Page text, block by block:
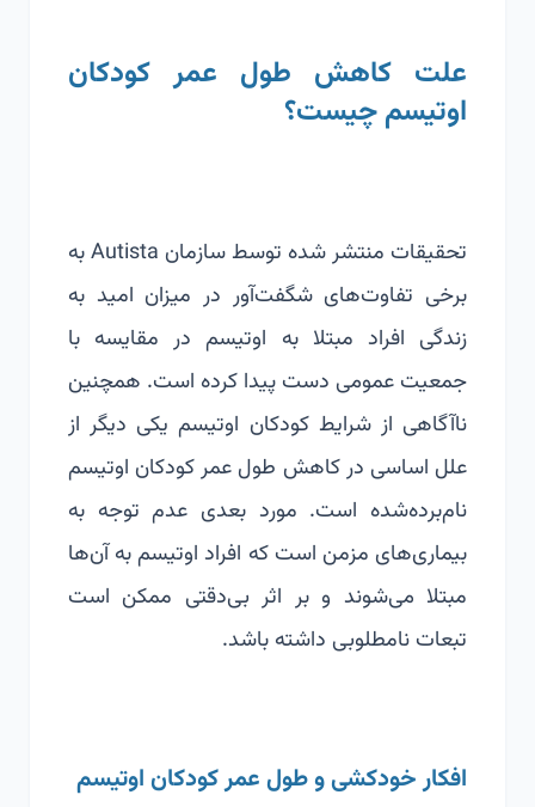
علت کاهش طول عمر کودکان
اوتیسم چیست؟
تحقیقات منتشر شده توسط سازمان Autista به
برخی تفاوت‌های شگفت‌آور در میزان امید به
زندگی افراد مبتلا به اوتیسم در مقایسه با
جمعیت عمومی دست پیدا کرده است. همچنین
ناآگاهی از شرایط کودکان اوتیسم یکی دیگر از
علل اساسی در کاهش طول عمر کودکان اوتیسم
نام‌برده‌شده است. مورد بعدی عدم توجه به
بیماری‌های مزمن است که افراد اوتیسم به آن‌ها
مبتلا می‌شوند و بر اثر بی‌دقتی ممکن است
تبعات نامطلوبی داشته باشد.
افکار خودکشی و طول عمر کودکان اوتیسم